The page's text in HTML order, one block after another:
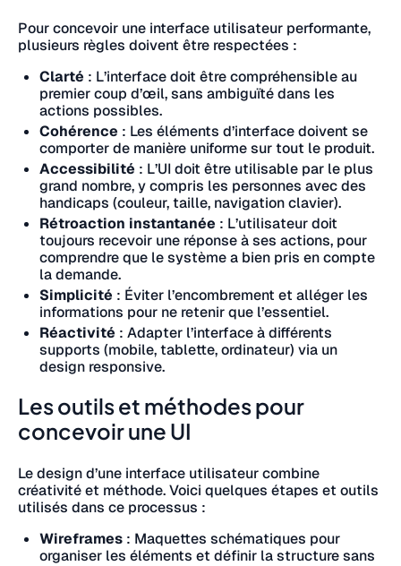
Pour concevoir une interface utilisateur performante,
plusieurs règles doivent être respectées :
Clarté : L’interface doit être compréhensible au
premier coup d’œil, sans ambiguïté dans les
actions possibles.
Cohérence : Les éléments d’interface doivent se
comporter de manière uniforme sur tout le produit.
Accessibilité : L’UI doit être utilisable par le plus
grand nombre, y compris les personnes avec des
handicaps (couleur, taille, navigation clavier).
Rétroaction instantanée : L’utilisateur doit
toujours recevoir une réponse à ses actions, pour
comprendre que le système a bien pris en compte
la demande.
Simplicité : Éviter l’encombrement et alléger les
informations pour ne retenir que l’essentiel.
Réactivité : Adapter l’interface à différents
supports (mobile, tablette, ordinateur) via un
design responsive.
Les outils et méthodes pour
concevoir une UI
Le design d’une interface utilisateur combine
créativité et méthode. Voici quelques étapes et outils
utilisés dans ce processus :
Wireframes : Maquettes schématiques pour
organiser les éléments et définir la structure sans